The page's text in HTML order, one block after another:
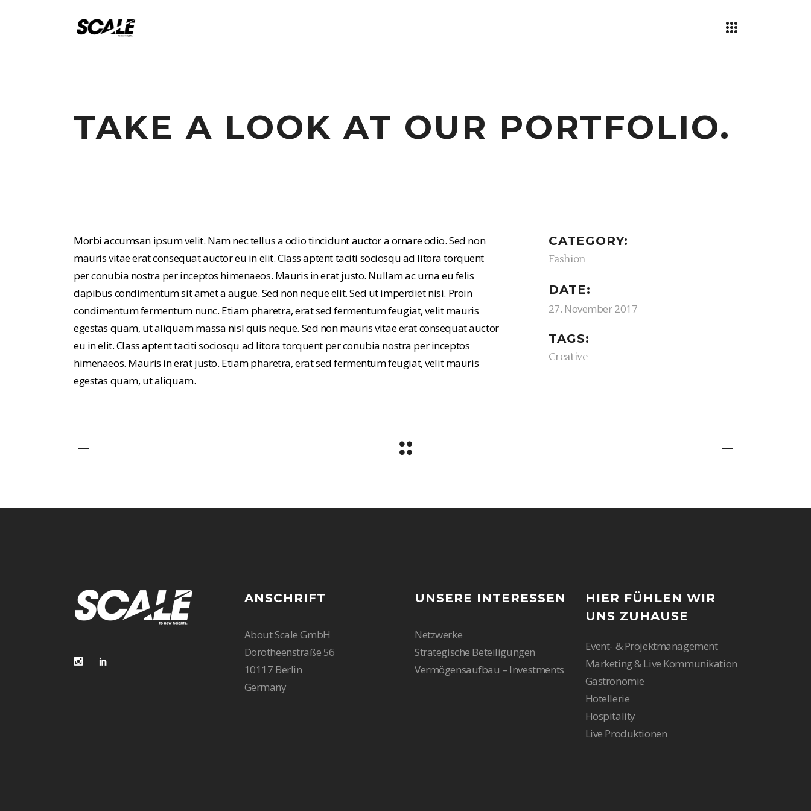
TAKE A LOOK AT OUR PORTFOLIO.
Morbi accumsan ipsum velit. Nam nec tellus a odio tincidunt auctor a ornare odio. Sed non
mauris vitae erat consequat auctor eu in elit. Class aptent taciti sociosqu ad litora torquent
per conubia nostra per inceptos himenaeos. Mauris in erat justo. Nullam ac urna eu felis
dapibus condimentum sit amet a augue. Sed non neque elit. Sed ut imperdiet nisi. Proin
condimentum fermentum nunc. Etiam pharetra, erat sed fermentum feugiat, velit mauris
egestas quam, ut aliquam massa nisl quis neque. Sed non mauris vitae erat consequat auctor
eu in elit. Class aptent taciti sociosqu ad litora torquent per conubia nostra per inceptos
himenaeos. Mauris in erat justo. Etiam pharetra, erat sed fermentum feugiat, velit mauris
egestas quam, ut aliquam.
CATEGORY:
Fashion
DATE:
27. November 2017
TAGS:
Creative
ANSCHRIFT
About Scale GmbH
Dorotheenstraße 56
10117 Berlin
Germany
UNSERE INTERESSEN
Netzwerke
Strategische Beteiligungen
Vermögensaufbau – Investments
HIER FÜHLEN WIR
UNS ZUHAUSE
Event- & Projektmanagement
Marketing & Live Kommunikation
Gastronomie
Hotellerie
Hospitality
Live Produktionen